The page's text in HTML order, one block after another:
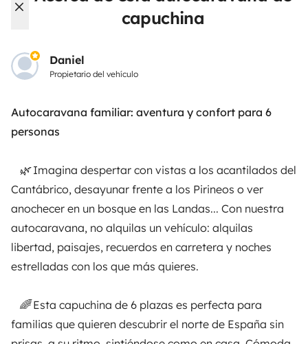
capuchina
Daniel
Propietario del vehículo
Autocaravana familiar: aventura y confort para 6
personas
🌿 Imagina despertar con vistas a los acantilados del
Cantábrico, desayunar frente a los Pirineos o ver
anochecer en un bosque en las Landas... Con nuestra
autocaravana, no alquilas un vehículo: alquilas
libertad, paisajes, recuerdos en carretera y noches
estrelladas con los que más quieres.
🌈 Esta capuchina de 6 plazas es perfecta para
familias que quieren descubrir el norte de España sin
Anunciar un vehículo
Seguros de alquiler
Ayuda propietario
Medios de pago segurosPago en varios plazos
Descargar en
App Store
Google Play
Blog Contáctanos Empleo
CGU